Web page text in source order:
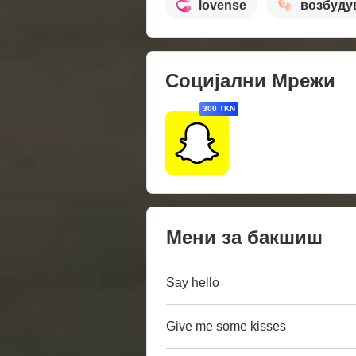
lovense
Социјални Мрежи
300 TKN
Мени за бакшиш
Say hello
Give me some kisses